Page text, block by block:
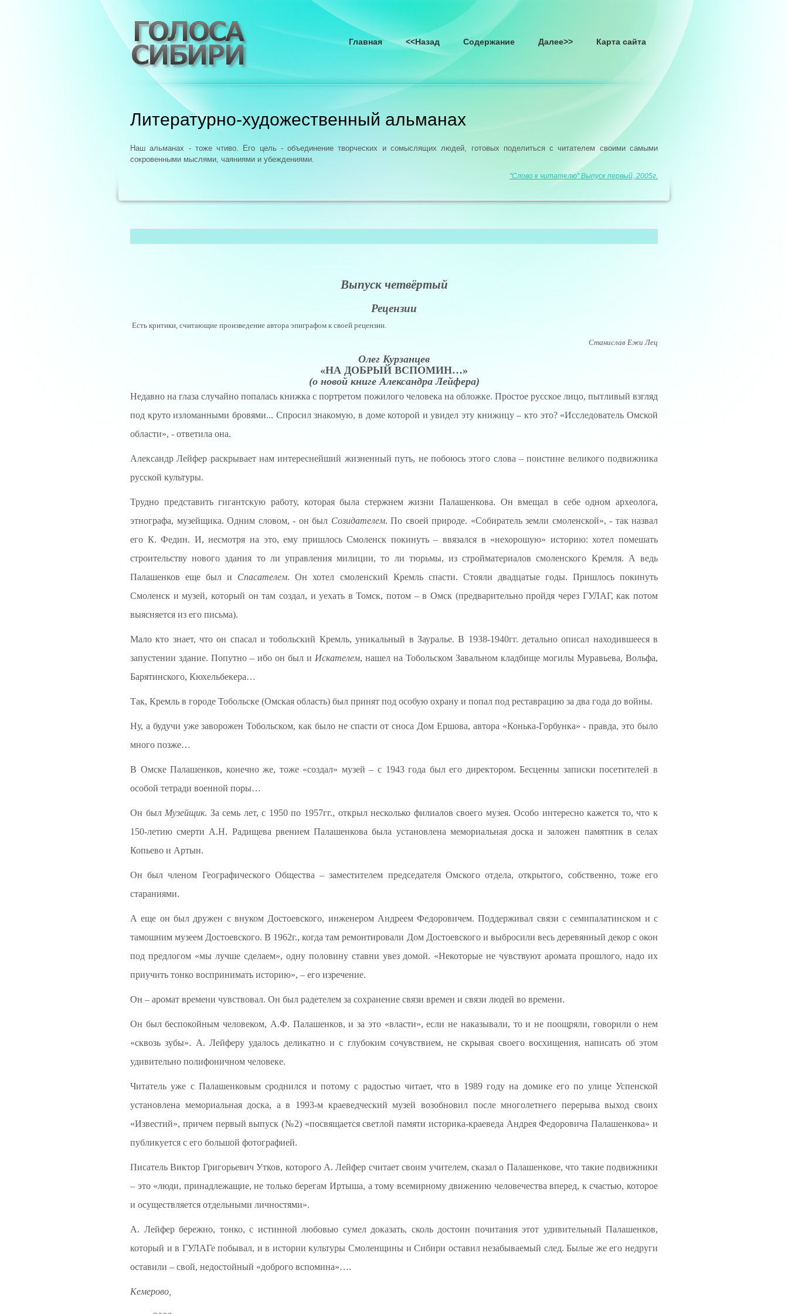
Главная <<Назад Содержание Далее>> Карта сайта
Литературно-художественный альманах
Наш альманах - тоже чтиво. Его цель - объединение творческих и сомыслящих людей, готовых поделиться с читателем своими самыми
сокровенными мыслями, чаяниями и убеждениями.
"Слово к читателю" Выпуск первый, 2005г.
Выпуск четвёртый
Рецензии
Есть критики, считающие произведение автора эпиграфом к своей рецензии.
Станислав Ежи Лец
Олег Курзанцев
«НА ДОБРЫЙ ВСПОМИН…»
(о новой книге Александра Лейфера)
Недавно на глаза случайно попалась книжка с портретом пожилого человека на обложке. Простое русское лицо, пытливый взгляд
под круто изломанными бровями... Спросил знакомую, в доме которой и увидел эту книжицу – кто это? «Исследователь Омской
области», - ответила она.
Александр Лейфер раскрывает нам интереснейший жизненный путь, не побоюсь этого слова – поистине великого подвижника
русской культуры.
Трудно представить гигантскую работу, которая была стержнем жизни Палашенкова. Он вмещал в себе одном археолога,
этнографа, музейщика. Одним словом, - он был Созидателем. По своей природе. «Собиратель земли смоленской», - так назвал
его К. Федин. И, несмотря на это, ему пришлось Смоленск покинуть – ввязался в «нехорошую» историю: хотел помешать
строительству нового здания то ли управления милиции, то ли тюрьмы, из стройматериалов смоленского Кремля. А ведь
Палашенков еще был и Спасателем. Он хотел смоленский Кремль спасти. Стояли двадцатые годы. Пришлось покинуть
Смоленск и музей, который он там создал, и уехать в Томск, потом – в Омск (предварительно пройдя через ГУЛАГ, как потом
выясняется из его письма).
Мало кто знает, что он спасал и тобольский Кремль, уникальный в Зауралье. В 1938-1940гг. детально описал находившееся в
запустении здание. Попутно – ибо он был и Искателем, нашел на Тобольском Завальном кладбище могилы Муравьева, Вольфа,
Барятинского, Кюхельбекера…
Так, Кремль в городе Тобольске (Омская область) был принят под особую охрану и попал под реставрацию за два года до войны.
Ну, а будучи уже заворожен Тобольском, как было не спасти от сноса Дом Ершова, автора «Конька-Горбунка» - правда, это было
много позже…
В Омске Палашенков, конечно же, тоже «создал» музей – с 1943 года был его директором. Бесценны записки посетителей в
особой тетради военной поры…
Он был Музейщик. За семь лет, с 1950 по 1957гг., открыл несколько филиалов своего музея. Особо интересно кажется то, что к
150-летию смерти А.Н. Радищева рвением Палашенкова была установлена мемориальная доска и заложен памятник в селах
Копьево и Артын.
Он был членом Географического Общества – заместителем председателя Омского отдела, открытого, собственно, тоже его
стараниями.
А еще он был дружен с внуком Достоевского, инженером Андреем Федоровичем. Поддерживал связи с семипалатинском и с
тамошним музеем Достоевского. В 1962г., когда там ремонтировали Дом Достоевского и выбросили весь деревянный декор с окон
под предлогом «мы лучше сделаем», одну половину ставни увез домой. «Некоторые не чувствуют аромата прошлого, надо их
приучить тонко воспринимать историю», – его изречение.
Он – аромат времени чувствовал. Он был радетелем за сохранение связи времен и связи людей во времени.
Он был беспокойным человеком, А.Ф. Палашенков, и за это «власти», если не наказывали, то и не поощряли, говорили о нем
«сквозь зубы». А. Лейферу удалось деликатно и с глубоким сочувствием, не скрывая своего восхищения, написать об этом
удивительно полифоничном человеке.
Читатель уже с Палашенковым сроднился и потому с радостью читает, что в 1989 году на домике его по улице Успенской
установлена мемориальная доска, а в 1993-м краеведческий музей возобновил после многолетнего перерыва выход своих
«Известий», причем первый выпуск (№2) «посвящается светлой памяти историка-краеведа Андрея Федоровича Палашенкова» и
публикуется с его большой фотографией.
Писатель Виктор Григорьевич Утков, которого А. Лейфер считает своим учителем, сказал о Палашенкове, что такие подвижники
– это «люди, принадлежащие, не только берегам Иртыша, а тому всемирному движению человечества вперед, к счастью, которое
и осуществляется отдельными личностями».
А. Лейфер бережно, тонко, с истинной любовью сумел доказать, сколь достоин почитания этот удивительный Палашенков,
который и в ГУЛАГе побывал, и в истории культуры Смоленщины и Сибири оставил незабываемый след. Былые же его недруги
оставили – свой, недостойный «доброго вспомина»….
Кемерово,